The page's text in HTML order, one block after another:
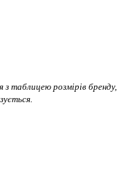
таблицею розмірів бренду,